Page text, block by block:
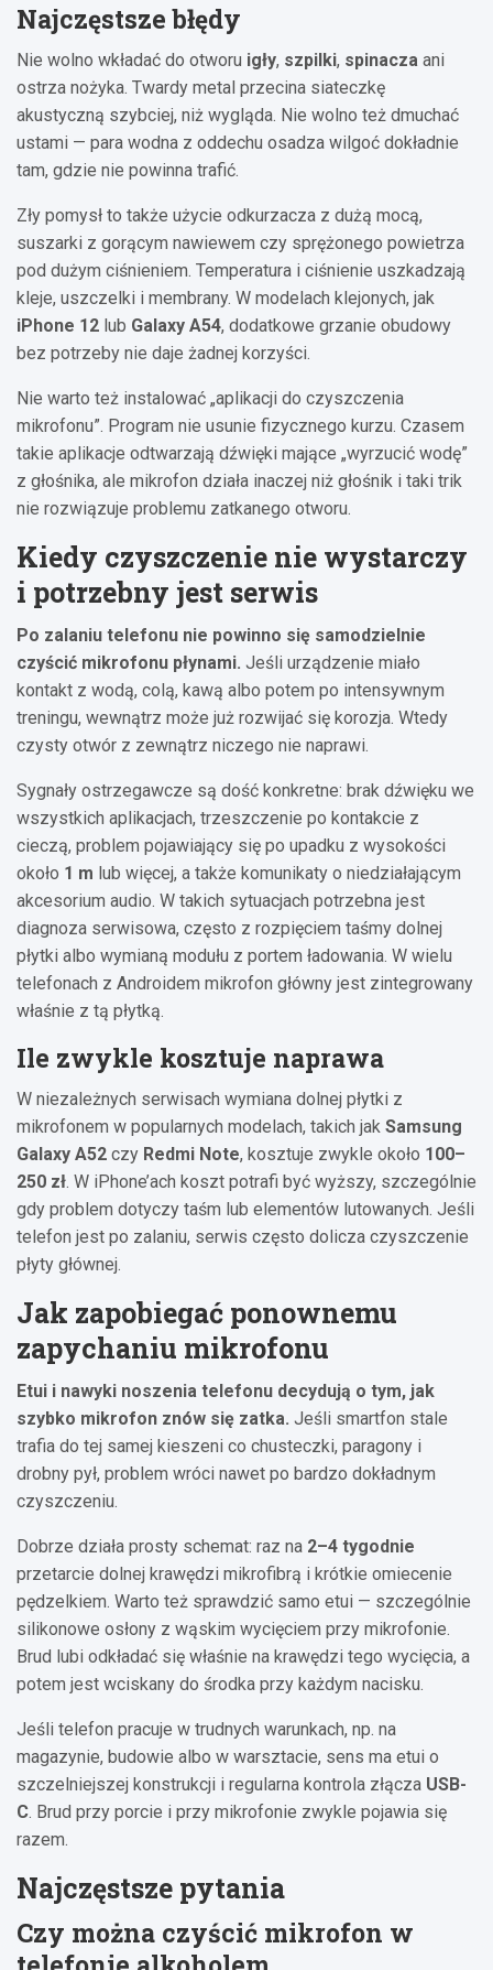
Najczęstsze błędy
Nie wolno wkładać do otworu igły, szpilki, spinacza ani
ostrza nożyka. Twardy metal przecina siateczkę
akustyczną szybciej, niż wygląda. Nie wolno też dmuchać
ustami — para wodna z oddechu osadza wilgoć dokładnie
tam, gdzie nie powinna trafić.
Zły pomysł to także użycie odkurzacza z dużą mocą,
suszarki z gorącym nawiewem czy sprężonego powietrza
pod dużym ciśnieniem. Temperatura i ciśnienie uszkadzają
kleje, uszczelki i membrany. W modelach klejonych, jak
iPhone 12 lub Galaxy A54, dodatkowe grzanie obudowy
bez potrzeby nie daje żadnej korzyści.
Nie warto też instalować „aplikacji do czyszczenia
mikrofonu”. Program nie usunie fizycznego kurzu. Czasem
takie aplikacje odtwarzają dźwięki mające „wyrzucić wodę”
z głośnika, ale mikrofon działa inaczej niż głośnik i taki trik
nie rozwiązuje problemu zatkanego otworu.
Kiedy czyszczenie nie wystarczy
i potrzebny jest serwis
Po zalaniu telefonu nie powinno się samodzielnie
czyścić mikrofonu płynami. Jeśli urządzenie miało
kontakt z wodą, colą, kawą albo potem po intensywnym
treningu, wewnątrz może już rozwijać się korozja. Wtedy
czysty otwór z zewnątrz niczego nie naprawi.
Sygnały ostrzegawcze są dość konkretne: brak dźwięku we
wszystkich aplikacjach, trzeszczenie po kontakcie z
cieczą, problem pojawiający się po upadku z wysokości
około 1 m lub więcej, a także komunikaty o niedziałającym
akcesorium audio. W takich sytuacjach potrzebna jest
diagnoza serwisowa, często z rozpięciem taśmy dolnej
płytki albo wymianą modułu z portem ładowania. W wielu
telefonach z Androidem mikrofon główny jest zintegrowany
właśnie z tą płytką.
Ile zwykle kosztuje naprawa
W niezależnych serwisach wymiana dolnej płytki z
mikrofonem w popularnych modelach, takich jak Samsung
Galaxy A52 czy Redmi Note, kosztuje zwykle około 100–
250 zł. W iPhone’ach koszt potrafi być wyższy, szczególnie
gdy problem dotyczy taśm lub elementów lutowanych. Jeśli
telefon jest po zalaniu, serwis często dolicza czyszczenie
płyty głównej.
Jak zapobiegać ponownemu
zapychaniu mikrofonu
Etui i nawyki noszenia telefonu decydują o tym, jak
szybko mikrofon znów się zatka. Jeśli smartfon stale
trafia do tej samej kieszeni co chusteczki, paragony i
drobny pył, problem wróci nawet po bardzo dokładnym
czyszczeniu.
Dobrze działa prosty schemat: raz na 2–4 tygodnie
przetarcie dolnej krawędzi mikrofibrą i krótkie omiecenie
pędzelkiem. Warto też sprawdzić samo etui — szczególnie
silikonowe osłony z wąskim wycięciem przy mikrofonie.
Brud lubi odkładać się właśnie na krawędzi tego wycięcia, a
potem jest wciskany do środka przy każdym nacisku.
Jeśli telefon pracuje w trudnych warunkach, np. na
magazynie, budowie albo w warsztacie, sens ma etui o
szczelniejszej konstrukcji i regularna kontrola złącza USB-
C. Brud przy porcie i przy mikrofonie zwykle pojawia się
razem.
Najczęstsze pytania
Czy można czyścić mikrofon w